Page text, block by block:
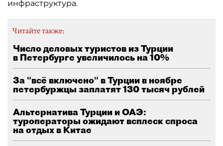
инфраструктура.
Читайте также:
Число деловых туристов из Турции
в Петербурге увеличилось на 10%
За "всё включено" в Турции в ноябре
петербуржцы заплатят 130 тысяч рублей
Альтернатива Турции и ОАЭ:
туроператоры ожидают всплеск спроса
на отдых в Китае